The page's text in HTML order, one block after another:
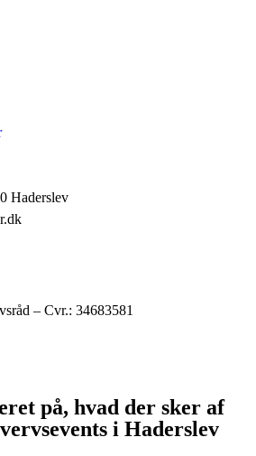
Haderslev
– Cvr.: 34683581
på, hvad der sker af
i Haderslev